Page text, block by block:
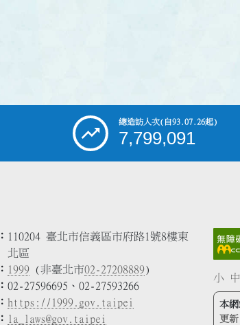
總造訪人次(自93.07.26起)
7,799,091
110204 臺北市信義區市府路1號8樓東
北區
1999 (非臺北市02-27208889)
02-27596695、02-27593266
https://1999.gov.taipei
la_laws@gov.taipei
小 中
本
更新